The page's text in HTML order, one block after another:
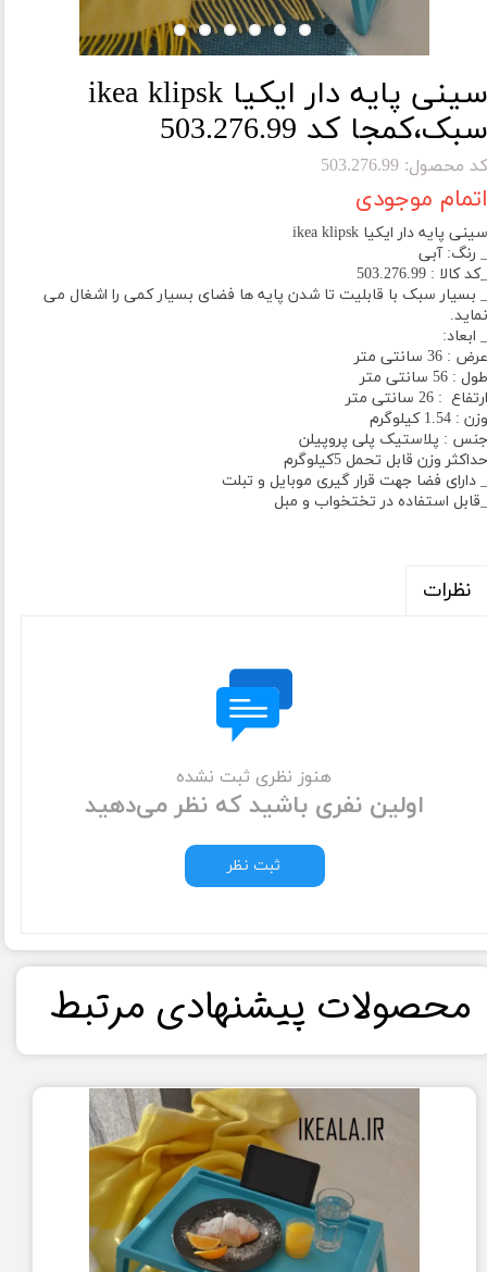
سینی پایه دار ایکیا ikea klipsk
سبک،کمجا کد 503.276.99
کد محصول: 503.276.99
اتمام موجودی
سینی پایه دار ایکیا ikea klipsk
_ رنگ: آبی
_کد کالا : 503.276.99
_ بسیار سبک با قابلیت تا شدن پایه ها فضای بسیار کمی را اشغال می
نماید.
_ ابعاد:
عرض : 36 سانتی متر
طول : 56 سانتی متر
ارتفاع : 2 6 سانتی متر
وزن : 1.54 کیلوگرم
جنس : پلاستیک پلی پروپیلن
حداکثر وزن قابل تحمل 5کیلوگرم
_ دارای فضا جهت قرار گیری موبایل و تبلت
_قابل استفاده در تختخواب و مبل
نظرات
هنوز نظری ثبت نشده
اولین نفری باشید که نظر می‌دهید
ثبت نظر
​محصولات پیشنهادی مرتبط​​​​​​​